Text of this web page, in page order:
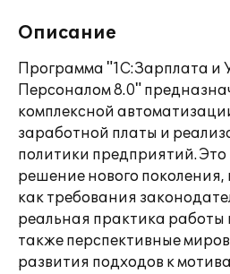
Описание
Программа "1С:Зарплата и
Персоналом 8.0"
комплексной
заработной платы и
политики предприятий.
решение нового поколения,
как требования
реальная практика работы
также перспективные
развития подходов к